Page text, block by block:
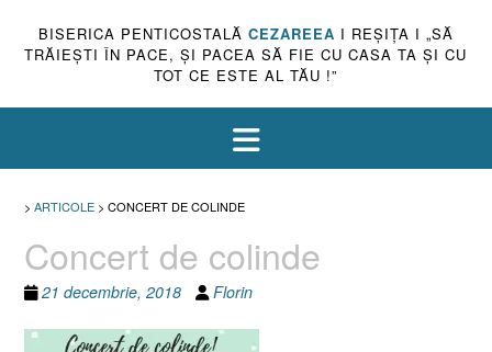
BISERICA PENTICOSTALĂ CEZAREEA I REŞIŢA I „SĂ
TRĂIEŞTI ÎN PACE, ŞI PACEA SĂ FIE CU CASA TA ŞI CU
TOT CE ESTE AL TĂU !”
> ARTICOLE > CONCERT DE COLINDE
Concert de colinde
21 decembrie, 2018 Florin